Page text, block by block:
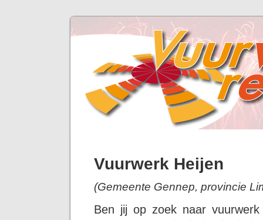
Vuurwerk Heijen
(Gemeente Gennep, provincie
Ben jij op zoek naar